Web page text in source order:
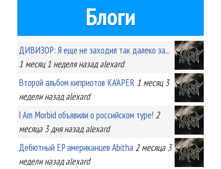
Блоги
ДИВИЗОР: Я еще не заходил так далеко за...
1 месяц 1 неделяназад alexard
Второй альбом киприотов KA'APER 1 месяц 3
неделиназад alexard
I Am Morbid объявили о российском туре! 2
месяца 3 дняназад alexard
Дебютный EP американцев Abitha 2 месяца 3
неделиназад alexard